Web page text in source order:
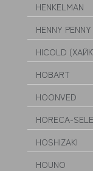
HENKELMAN
HENNY PENNY
HICOLD
HOBART
HOONVED
HORECA-
HOSHIZAKI
HOUNO